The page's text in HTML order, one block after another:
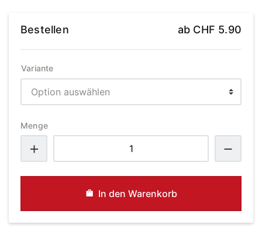
Bestellen ab CHF 5.90
Variante
Menge
In den Warenkorb